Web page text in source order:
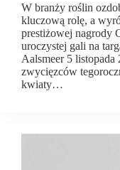
W branży roślin
kluczową rolę, a
prestiżowej nagrody
uroczystej gali na
Aalsmeer 5
zwycięzców
kwiaty…